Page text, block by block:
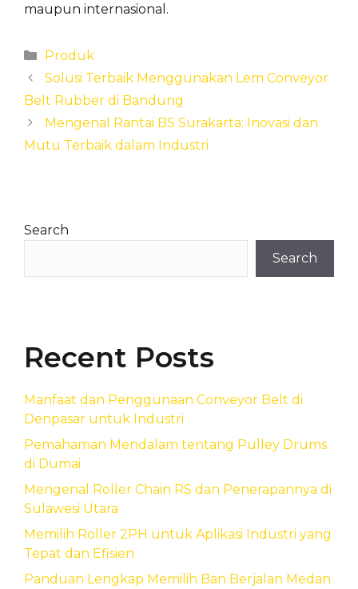
maupun internasional.
Categories
Produk
Solusi Terbaik Menggunakan Lem Conveyor
Belt Rubber di Bandung
Mengenal Rantai BS Surakarta: Inovasi dan
Mutu Terbaik dalam Industri
Search
Search
Recent Posts
Manfaat dan Penggunaan Conveyor Belt di
Denpasar untuk Industri
Pemahaman Mendalam tentang Pulley Drums
di Dumai
Mengenal Roller Chain RS dan Penerapannya di
Sulawesi Utara
Memilih Roller 2PH untuk Aplikasi Industri yang
Tepat dan Efisien
Panduan Lengkap Memilih Ban Berjalan Medan